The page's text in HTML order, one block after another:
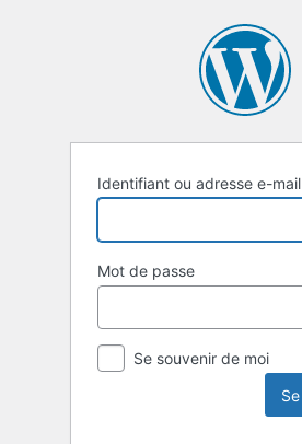
Identifiant ou adresse e-mail
Mot de passe
Se souvenir de moi